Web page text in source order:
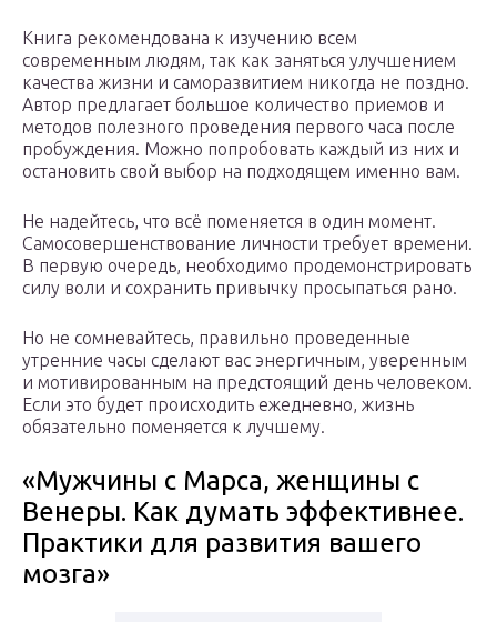
Книга рекомендована к изучению всем
современным людям, так как заняться улучшением
качества жизни и саморазвитием никогда не поздно.
Автор предлагает большое количество приемов и
методов полезного проведения первого часа после
пробуждения. Можно попробовать каждый из них и
остановить свой выбор на подходящем именно вам.
Не надейтесь, что всё поменяется в один момент.
Самосовершенствование личности требует времени.
В первую очередь, необходимо продемонстрировать
силу воли и сохранить привычку просыпаться рано.
Но не сомневайтесь, правильно проведенные
утренние часы сделают вас энергичным, уверенным
и мотивированным на предстоящий день человеком.
Если это будет происходить ежедневно, жизнь
обязательно поменяется к лучшему.
«Мужчины с Марса, женщины с
Венеры. Как думать эффективнее.
Практики для развития вашего
мозга»